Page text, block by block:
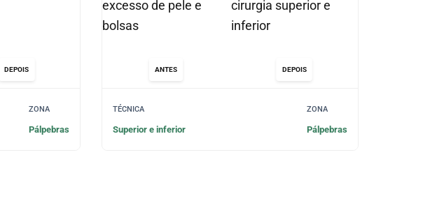
DEPOIS
ZONA
Pálpebras
ANTES DEPOIS
TÉCNICA
Superior e inferior
ZONA
Pálpebras